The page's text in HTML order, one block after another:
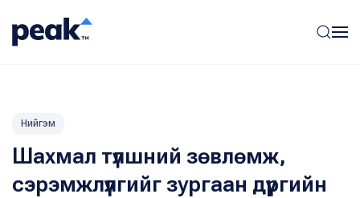
Нийгэм
Шахмал түлшний зөвлөмж,
сэрэмжлүүлгийг зургаан дүүргийн